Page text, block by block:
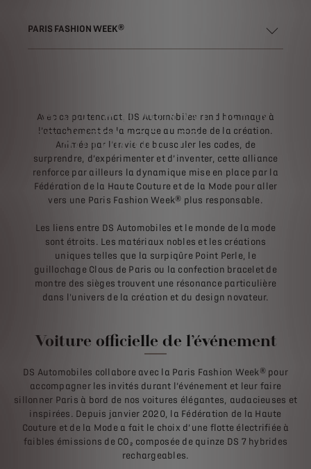
PARIS FASHION WEEK®
PARIS FASHION WEEK® &
DS AUTOMOBILES
Avec ce partenariat, DS Automobiles rend hommage à
l’attachement de la marque au monde de la création.
Animée par l’envie de bousculer les codes, de
surprendre, d’expérimenter et d’inventer, cette alliance
renforce par ailleurs la dynamique mise en place par la
Fédération de la Haute Couture et de la Mode pour aller
vers une Paris Fashion Week® plus responsable.
Les liens entre DS Automobiles et le monde de la mode
sont étroits. Les matériaux nobles et les créations
uniques telles que la surpiqûre Point Perle, le
guillochage Clous de Paris ou la confection bracelet de
montre des sièges trouvent une résonance particulière
dans l'univers de la création et du design novateur.
Voiture officielle de l’événement
DS Automobiles collabore avec la Paris Fashion Week® pour
accompagner les invités durant l’événement et leur faire
sillonner Paris à bord de nos voitures élégantes, audacieuses et
inspirées. Depuis janvier 2020, la Fédération de la Haute
Couture et de la Mode a fait le choix d’une flotte électrifiée à
faibles émissions de CO₂ composée de quinze DS 7 hybrides
rechargeables.